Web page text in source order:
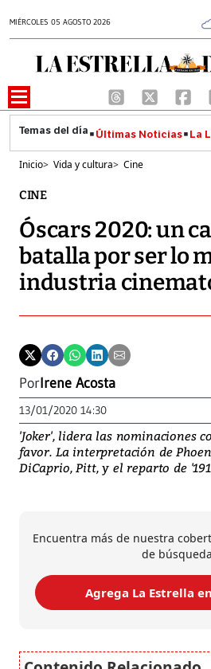
MIÉRCOLES 05 AGOSTO 2026
Últimas Noticias La
Inicio> Vida y cultura> Cine
CINE
Óscars 2020: un
batalla por ser lo
industria
PorIrene Acosta
13/01/2020 14:30
'Joker', lidera las nominaciones
favor. La interpretación de
DiCaprio, Pitt, y el reparto de
Encuentra más de nuestra
de
Agrega La Estrella